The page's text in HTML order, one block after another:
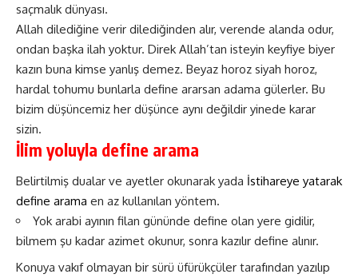
saçmalık dünyası.
Allah dilediğine verir dilediğinden alır, verende alanda odur,
ondan başka ilah yoktur. Direk Allah’tan isteyin keyfiye biyer
kazın buna kimse yanlış demez. Beyaz horoz siyah horoz,
hardal tohumu bunlarla define ararsan adama gülerler. Bu
bizim düşüncemiz her düşünce aynı değildir yinede karar
sizin.
İlim yoluyla define arama
Belirtilmiş dualar ve ayetler okunarak yada İstihareye yatarak
define arama en az kullanılan yöntem.
Yok arabi ayının filan gününde define olan yere gidilir,
bilmem şu kadar azimet okunur, sonra kazılır define alınır.
Konuya vakıf olmayan bir sürü üfürükçüler tarafından yazılıp